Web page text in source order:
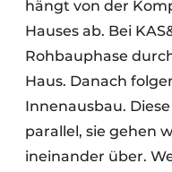
hängt von der
Hauses ab. Bei
Rohbauphase
Haus. Danach
Innenausbau.
parallel, sie gehen
ineinander über.